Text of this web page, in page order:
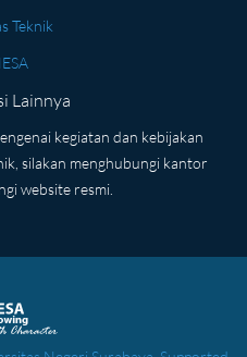
Teknik
Lainnya
kegiatan dan kebijakan
silakan menghubungi kantor
website resmi.